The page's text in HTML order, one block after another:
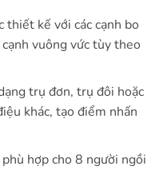
thiết kế với các cạnh bo
vuông vức tùy theo
trụ đơn, trụ đôi hoặc
khác, tạo điểm nhấn
hợp cho 8 người ngồi